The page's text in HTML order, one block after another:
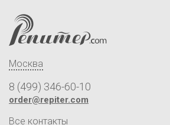
Москва
8 (499) 346-60-10
order@repiter.com
Все контакты